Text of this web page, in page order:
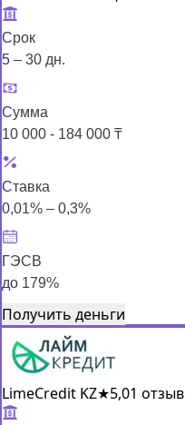
Срок
5 – 30 дн.
Сумма
10 000 - 184 000 ₸
Ставка
0,01% – 0,3%
ГЭСВ
до 179%
Получить деньги
LimeCredit KZ★5,01 отзыв